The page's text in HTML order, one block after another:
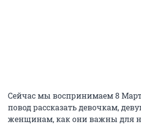
Сейчас мы воспринимаем 8
повод рассказать девочкам,
женщинам, как они важны для